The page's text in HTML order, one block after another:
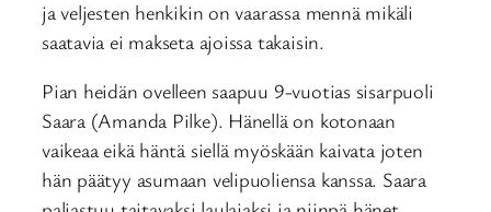
ja veljesten henkikin on vaarassa mennä mikäli
saatavia ei makseta ajoissa takaisin.
Pian heidän ovelleen saapuu 9-vuotias sisarpuoli
Saara (Amanda Pilke). Hänellä on kotonaan
vaikeaa eikä häntä siellä myöskään kaivata joten
hän päätyy asumaan velipuoliensa kanssa. Saara